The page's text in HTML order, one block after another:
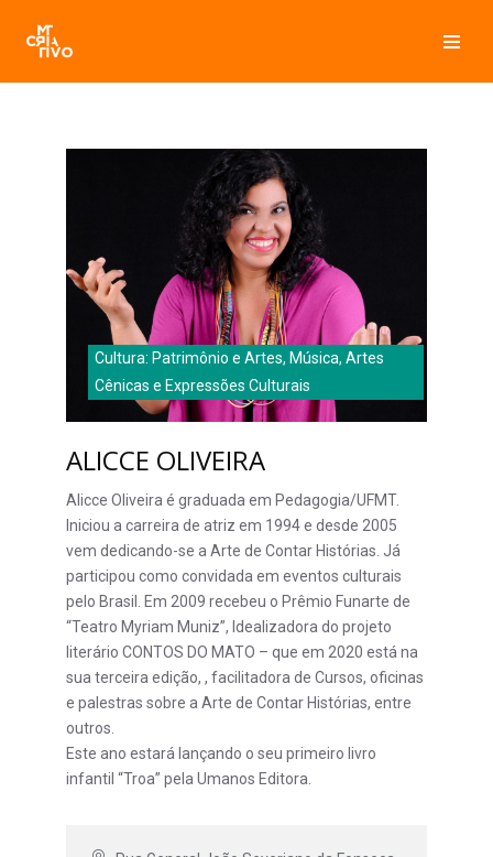
Pular
para
Cultura: Patrimônio e Artes, Música, Artes
Cênicas e Expressões Culturais
ALICCE OLIVEIRA
Alicce Oliveira é graduada em Pedagogia/UFMT.
Iniciou a carreira de atriz em 1994 e desde 2005
vem dedicando-se a Arte de Contar Histórias. Já
participou como convidada em eventos culturais
pelo Brasil. Em 2009 recebeu o Prêmio Funarte de
“Teatro Myriam Muniz”, Idealizadora do projeto
literário CONTOS DO MATO – que em 2020 está na
sua terceira edição, , facilitadora de Cursos, oficinas
e palestras sobre a Arte de Contar Histórias, entre
outros.
Este ano estará lançando o seu primeiro livro
infantil “Troa” pela Umanos Editora.